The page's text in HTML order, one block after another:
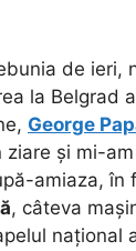
de ieri,
la Belgrad
George
ziare și mi-
amiaza, în
, câteva
național